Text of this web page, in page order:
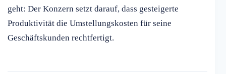
geht: Der Konzern setzt darauf, dass gesteigerte
Produktivität die Umstellungskosten für seine
Geschäftskunden rechtfertigt.